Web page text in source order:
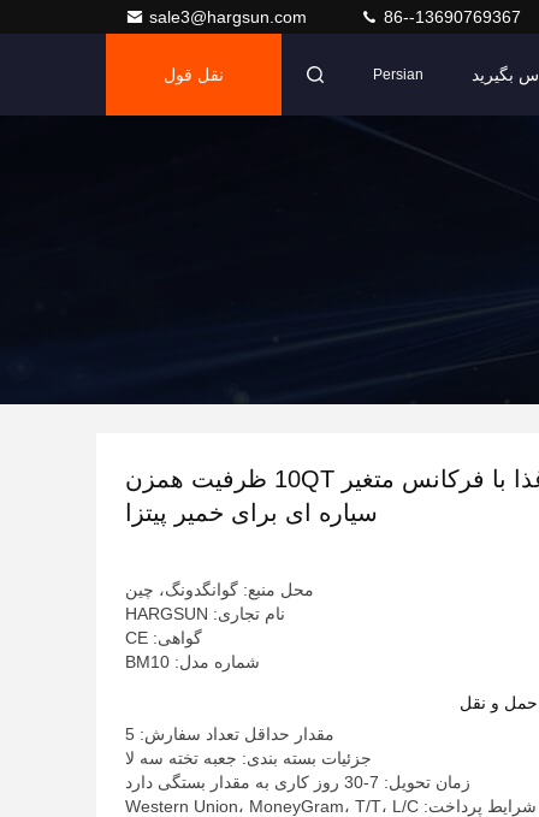
sale3@hargsun.com 86--13690769367
بگیرید Persian نقل قول
میکسر غذا با فرکانس متغیر 10QT ظرفیت همزن
سیاره ای برای خمیر پیتزا
محل منبع: گوانگدونگ، چین
نام تجاری: HARGSUN
گواهی: CE
شماره مدل: BM10
و نقل
مقدار حداقل تعداد سفارش: 5
جزئیات بسته بندی: جعبه تخته سه لا
زمان تحویل: 7-30 روز کاری به مقدار بستگی دارد
شرایط پرداخت: Western Union، MoneyGram، T/T، L/C